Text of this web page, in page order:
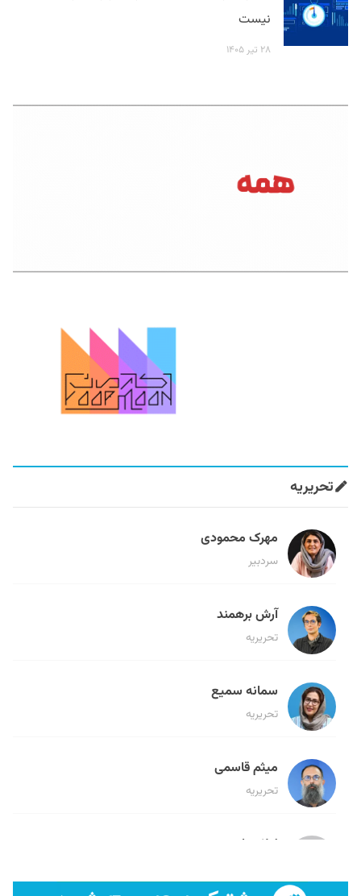
نیست
۲۸ تیر ۱۴۰۵
تحریریه
مهرک محمودی
سردبیر
آرش برهمند
تحریریه
سمانه سمیع
تحریریه
میثم قاسمی
تحریریه
لیلا حنارود